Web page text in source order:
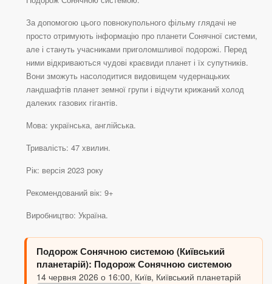
За допомогою цього повнокупольного фільму глядачі не
просто отримують інформацію про планети Сонячної системи,
але і стануть учасниками приголомшливої подорожі. Перед
ними відкриваються чудові краєвиди планет і їх супутників.
Вони зможуть насолодитися видовищем чудернацьких
ландшафтів планет земної групи і відчути крижаний холод
далеких газових гігантів.
Мова: українська, англійська.
Тривалість: 47 хвилин.
Рік: версія 2023 року
Рекомендований вік: 9+
Виробництво: Україна.
Подорож Сонячною системою (Київський
планетарій): Подорож Сонячною системою
14 червня 2026 о 16:00, Київ, Київський планетарій